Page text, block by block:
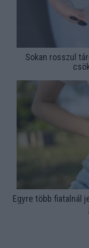
Sokan rosszul
Egyre több fiatalnál